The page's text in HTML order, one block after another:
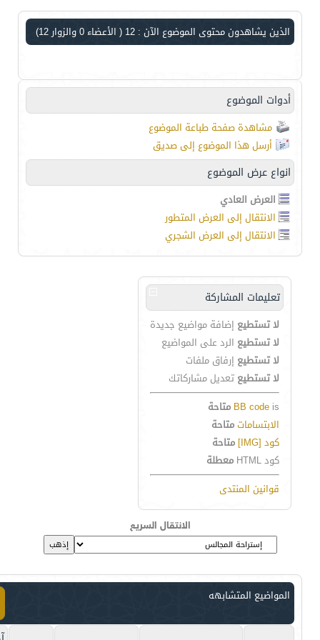
الذين يشاهدون محتوى الموضوع الآن : 12 ( الأعضاء 0 والزوار 12)
أدوات الموضوع
مشاهدة صفحة طباعة الموضوع
أرسل هذا الموضوع إلى صديق
انواع عرض الموضوع
العرض العادي
الانتقال إلى العرض المتطور
الانتقال إلى العرض الشجري
تعليمات المشاركة
لا تستطيع إضافة مواضيع جديدة
لا تستطيع الرد على المواضيع
لا تستطيع إرفاق ملفات
لا تستطيع تعديل مشاركاتك
BB code is
متاحة
الابتساماتمتاحة
كود [IMG]
متاحة
كود HTML
معطلة
قوانين المنتدى
الانتقال السريع
المواضيع المتشابهه